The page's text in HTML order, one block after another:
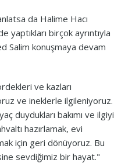
da Halime Hacı
yaptıkları birçok ayrıntıyla
Salim konuşmaya devam
ve kazları
ve ineklerle ilgileniyoruz.
duydukları bakımı ve ilgiyi
hazırlamak, evi
için geri dönüyoruz. Bu
sevdiğimiz bir hayat."